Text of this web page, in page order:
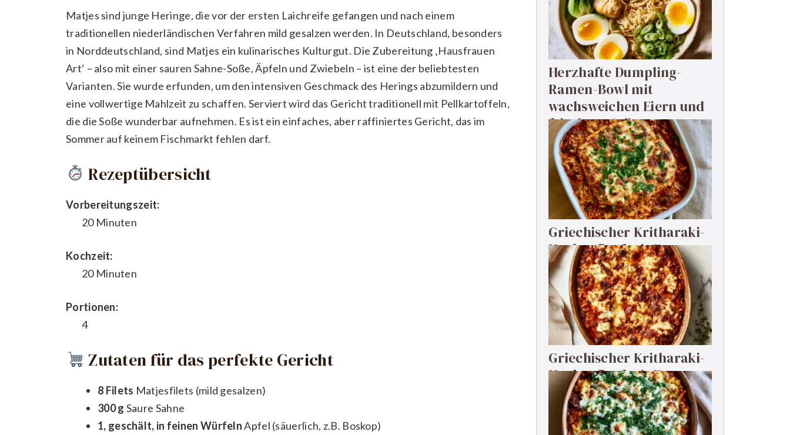
Matjes sind junge Heringe, die vor der ersten Laichreife gefangen und nach einem
traditionellen niederländischen Verfahren mild gesalzen werden. In Deutschland, besonders
in Norddeutschland, sind Matjes ein kulinarisches Kulturgut. Die Zubereitung ‚Hausfrauen
Art‘ – also mit einer sauren Sahne-Soße, Äpfeln und Zwiebeln – ist eine der beliebtesten
Varianten. Sie wurde erfunden, um den intensiven Geschmack des Herings abzumildern und
eine vollwertige Mahlzeit zu schaffen. Serviert wird das Gericht traditionell mit Pellkartoffeln,
die die Soße wunderbar aufnehmen. Es ist ein einfaches, aber raffiniertes Gericht, das im
Sommer auf keinem Fischmarkt fehlen darf.
Rezeptübersicht
Vorbereitungszeit:
20 Minuten
Kochzeit:
20 Minuten
Portionen:
4
Zutaten für das perfekte Gericht
8 Filets Matjesfilets (mild gesalzen)
300 g Saure Sahne
1, geschält, in feinen WürfelnApfel (säuerlich, z.B. Boskop)
Herzhafte Dumpling-
Ramen-Bowl mit
wachsweichen Eiern und
frischem Grün
Griechischer Kritharaki-
Hackauflauf mit Feta
Griechischer Kritharaki-
Hackauflauf mit Feta